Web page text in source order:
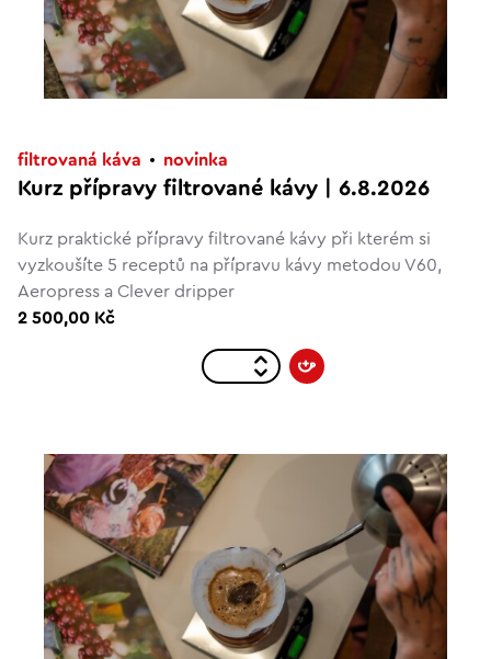
filtrovaná káva novinka
Kurz přípravy filtrované kávy | 6.8.2026
Kurz praktické přípravy filtrované kávy při kterém si
vyzkoušíte 5 receptů na přípravu kávy metodou V60,
Aeropress a Clever dripper
2 500,00 Kč